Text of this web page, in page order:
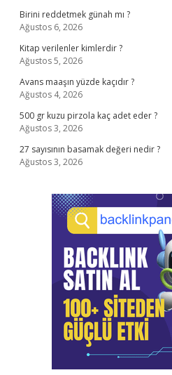
Birini reddetmek günah mı ?
Ağustos 6, 2026
Kitap verilenler kimlerdir ?
Ağustos 5, 2026
Avans maaşın yüzde kaçıdır ?
Ağustos 4, 2026
500 gr kuzu pirzola kaç adet eder ?
Ağustos 3, 2026
27 sayısının basamak değeri nedir ?
Ağustos 3, 2026